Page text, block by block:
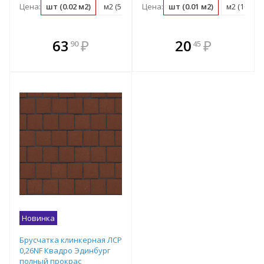
Цена: шт (0.02 м2) м2 (50 шт) поддон (540 шт)
63 90 ₽
В комплекте
всегда выгоднее!
Цена: шт (0.01 м2) м2 (100
В комплекте
всегда выгоднее!
20 45 ₽
Новинка
Брусчатка клинкерная ЛСР
0,26NF Квадро Эдинбург
полный прокрас